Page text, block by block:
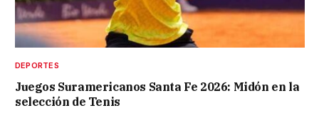
DEPORTES
Juegos Suramericanos Santa Fe 2026: Midón en la
selección de Tenis